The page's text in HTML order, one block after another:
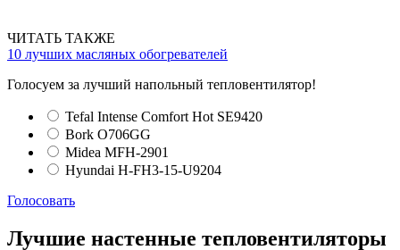
ЧИТАТЬ ТАКЖЕ
10 лучших масляных обогревателей
Голосуем за лучший напольный тепловентилятор!
Tefal Intense Comfort Hot SE9420
Bork O706GG
Midea MFH-2901
Hyundai H-FH3-15-U9204
Голосовать
Лучшие настенные тепловентиляторы